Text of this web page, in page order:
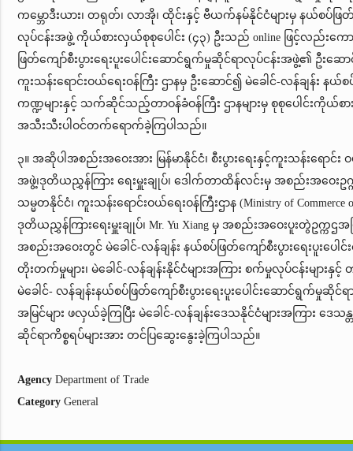
ကမ္ဘောဒီးယား၊ တရုတ်၊ လာအို၊ ထိုင်းနှင့် ဗီယက်နမ်နိုင်ငံများမှ နယ်စပ်ဖြ
လုပ်ငန်းအဖွဲ့ ကိုယ်စားလှယ်စုစုပေါင်း (၄၃) ဦးသည် online ဖြင့်လည်းကော
ဖြတ်ကျော်စီးပွားရေးပူးပေါင်းဆောင်ရွက်မှုဆိုင်ရာလုပ်ငန်းအဖွဲ့၏ ဦးဆော
ကူးသန်းရောင်းဝယ်ရေးဝန်ကြီး ဌာနမှ ဦးဆောင်၍ မဲခေါင်-လန်ချန်း နယ်
ကဏ္ဍများနှင့် သက်ဆိုင်သည့်တာဝန်ခံဝန်ကြီး ဌာနများမှ စုစုပေါင်းကိုယ်
အသီးသီးပါဝင်တက်ရောက်ခဲ့ကြပါသည်။
၃။ အဆိုပါအစည်းအဝေးအား မြန်မာနိုင်ငံ၊ စီးပွားရေးနှင့်ကူးသန်းရောင်
အဖွဲ့၊ဒုတိယညွှန်ကြား ရေးမှူးချုပ်၊ ဒေါက်တာထိန်လင်းမှ အစည်းအဝေး
သမ္မတနိုင်ငံ၊ ကူးသန်းရောင်းဝယ်ရေးဝန်ကြီးဌာန (Ministry of Commerce of
ဒုတိယညွှန်ကြားရေးမှူးချုပ်၊ Mr. Yu Xiang မှ အစည်းအဝေးပူးတွဲဥက္ကဌ
အစည်းအဝေးတွင် မဲခေါင်-လန်ချန်း နယ်စပ်ဖြတ်ကျော်စီးပွားရေးပူးပေ
တိုးတက်မှုများ၊ မဲခေါင်-လန်ချန်းနိုင်ငံများအကြား စက်မှုလုပ်ငန်းများနှ
မဲခေါင်- လန်ချန်းနယ်စပ်ဖြတ်ကျော်စီးပွားရေးပူးပေါင်းဆောင်ရွက်မှုဆို
အမြင်များ ဖလှယ်ခဲ့ကြပြီး မဲခေါင်-လန်ချန်းဒေသနိုင်ငံများအကြား ဒေသ
ဆိုင်ရာကိစ္စရပ်များအား တင်ပြဆွေးနွေးခဲ့ကြပါသည်။
Agency Department of Trade
Category General